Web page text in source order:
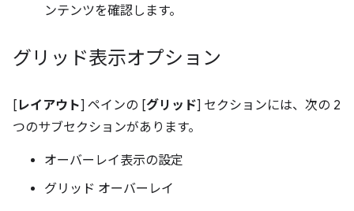
ンテンツを確認します。
グリッド表示オプション
[ レイアウト] ペインの [グリッド] セクションには、次の 2
つのサブセクションがあります。
オーバーレイ表示の設定
グリッド オーバーレイ